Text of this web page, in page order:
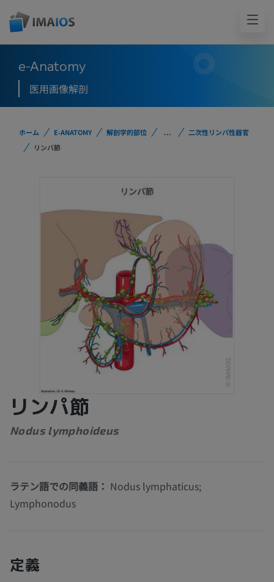
e-Anatomy
医用画像解剖
ホーム E-ANATOMY 解剖学的部位 ...
二次性リンパ性器官
リンパ節
リンパ節
Nodus lymphoideus
ラテン語での同義語： Nodus lymphaticus;
Lymphonodus
定義